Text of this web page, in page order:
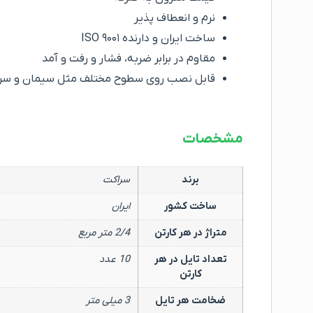
نرم و انعطاف پذیر
ساخت ایران و دارنده ISO ۹۰۰۱
مقاوم در برابر ضربه، فشار و رفت و آمد
قابل نصب روی سطوح مختلف مثل سیمان و
مشخصات
برند
سراکت
ساخت کشور
ایران
متراژ در هر کارتن
2/4 متر مربع
تعداد تایل در هر
کارتن
10 عدد
ضخامت هر تایل 3 میلی متر